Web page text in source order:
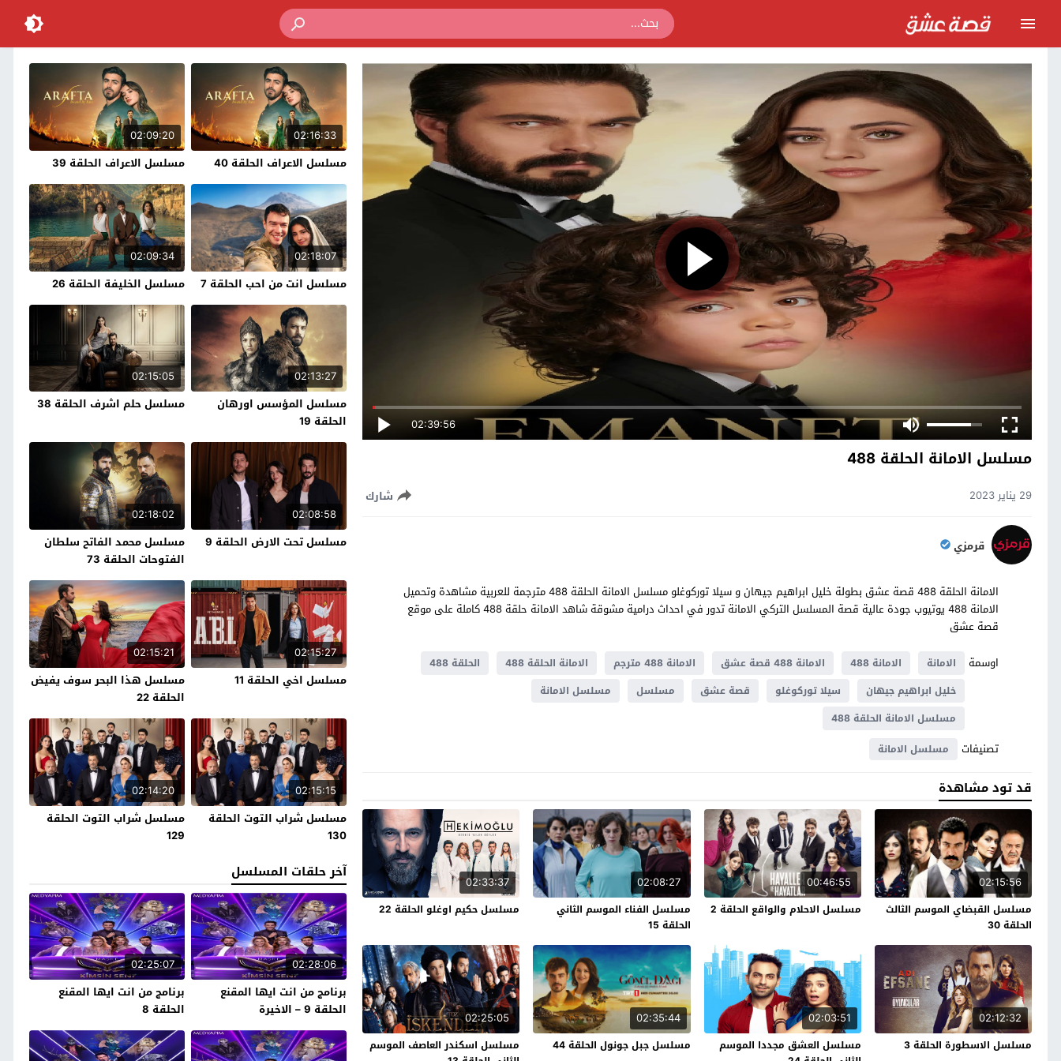
02:39:56
مسلسل الامانة الحلقة 488
29 يناير 2023 شارك
قرمزي
الامانة الحلقة 488 قصة عشق بطولة خليل ابراهيم جيهان و سيلا توركوغلو مسلسل الامانة الحلقة 488 مترجمة للعربية مشاهدة وتحميل
الامانة 488 يوتيوب جودة عالية قصة المسلسل التركي الامانة تدور في احداث ​​درامية مشوقة شاهد الامانة حلقة 488 كاملة على موقع
قصة عشق
اوسمة
الامانة الامانة 488 الامانة 488 قصة عشق الامانة 488 مترجم الامانة الحلقة 488
الحلقة 488
خليل ابراهيم جيهان
سيلا توركوغلو قصة عشق مسلسل
مسلسل الامانة
مسلسل الامانة الحلقة 488
تصنيفات مسلسل الامانة
قد تود مشاهدة
02:15:56
مسلسل القبضاي الموسم الثالث
الحلقة 30
00:46:55
مسلسل الاحلام والواقع الحلقة 2
02:08:27
مسلسل الفناء الموسم الثاني
الحلقة 15
02:33:37
مسلسل حكيم اوغلو الحلقة 22
02:12:32
مسلسل الاسطورة الحلقة 3
02:03:51
مسلسل العشق مجددا الموسم
02:35:44
مسلسل جبل جونول الحلقة 44
02:25:05
مسلسل اسكندر العاصف الموسم
02:16:33
مسلسل الاعراف الحلقة 40
02:09:20
مسلسل الاعراف الحلقة 39
02:18:07
مسلسل انت من احب الحلقة 7
02:09:34
مسلسل الخليفة الحلقة 26
02:13:27
مسلسل المؤسس اورهان
الحلقة 19
02:15:05
مسلسل حلم اشرف الحلقة 38
02:08:58
مسلسل تحت الارض الحلقة 9
02:18:02
مسلسل محمد الفاتح سلطان
الفتوحات الحلقة 73
02:15:27
مسلسل اخي الحلقة 11
02:15:21
مسلسل هذا البحر سوف يفيض
الحلقة 22
02:15:15
مسلسل شراب التوت الحلقة
130
02:14:20
مسلسل شراب التوت الحلقة
129
آخر حلقات المسلسل
02:28:06
برنامج من انت ايها المقنع
الحلقة 9 – الاخيرة
02:25:07
برنامج من انت ايها المقنع
الحلقة 8